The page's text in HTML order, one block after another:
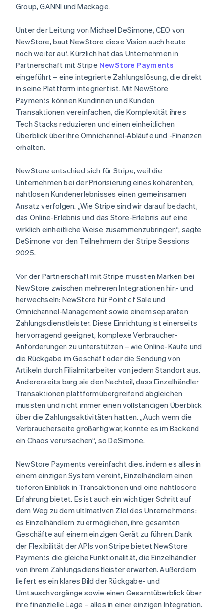
Group, GANNI und Mackage.
Unter der Leitung von Michael DeSimone, CEO von
NewStore, baut NewStore diese Vision auch heute
noch weiter auf. Kürzlich hat das Unternehmen in
Partnerschaft mit Stripe NewStore Payments
eingeführt – eine integrierte Zahlungslösung, die direkt
in seine Plattform integriert ist. Mit NewStore
Payments können Kundinnen und Kunden
Transaktionen vereinfachen, die Komplexität ihres
Tech Stacks reduzieren und einen einheitlichen
Überblick über ihre Omnichannel-Abläufe und -Finanzen
erhalten.
NewStore entschied sich für Stripe, weil die
Unternehmen bei der Priorisierung eines kohärenten,
nahtlosen Kundenerlebnisses einen gemeinsamen
Ansatz verfolgen. „Wie Stripe sind wir darauf bedacht,
das Online-Erlebnis und das Store-Erlebnis auf eine
wirklich einheitliche Weise zusammenzubringen“, sagte
DeSimone vor den Teilnehmern der Stripe Sessions
2025.
Vor der Partnerschaft mit Stripe mussten Marken bei
NewStore zwischen mehreren Integrationen hin- und
herwechseln: NewStore für Point of Sale und
Omnichannel-Management sowie einem separaten
Zahlungsdienstleister. Diese Einrichtung ist einerseits
hervorragend geeignet, komplexe Verbraucher-
Anforderungen zu unterstützen – wie Online-Käufe und
die Rückgabe im Geschäft oder die Sendung von
Artikeln durch Filialmitarbeiter von jedem Standort aus.
Andererseits barg sie den Nachteil, dass Einzelhändler
Transaktionen plattformübergreifend abgleichen
mussten und nicht immer einen vollständigen Überblick
über die Zahlungsaktivitäten hatten. „Auch wenn die
Verbraucherseite großartig war, konnte es im Backend
ein Chaos verursachen“, so DeSimone.
NewStore Payments vereinfacht dies, indem es alles in
einem einzigen System vereint, Einzelhändlern einen
tieferen Einblick in Transaktionen und eine nahtlosere
Erfahrung bietet. Es ist auch ein wichtiger Schritt auf
dem Weg zu dem ultimativen Ziel des Unternehmens:
es Einzelhändlern zu ermöglichen, ihre gesamten
Geschäfte auf einem einzigen Gerät zu führen. Dank
der Flexibilität der APIs von Stripe bietet NewStore
Payments die gleiche Funktionalität, die Einzelhändler
von ihrem Zahlungsdienstleister erwarten. Außerdem
liefert es ein klares Bild der Rückgabe- und
Umtauschvorgänge sowie einen Gesamtüberblick über
ihre finanzielle Lage – alles in einer einzigen Integration.